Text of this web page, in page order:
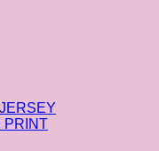
PRINT